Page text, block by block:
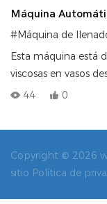
Máquina
#Máquina de
Esta máquina está
viscosas en vasos
Cuenta con un
pistón, que integra
llenado, sellado y
acero inoxidable
vasos mediante el
44 0
Copyright © 2026
sitio Política de